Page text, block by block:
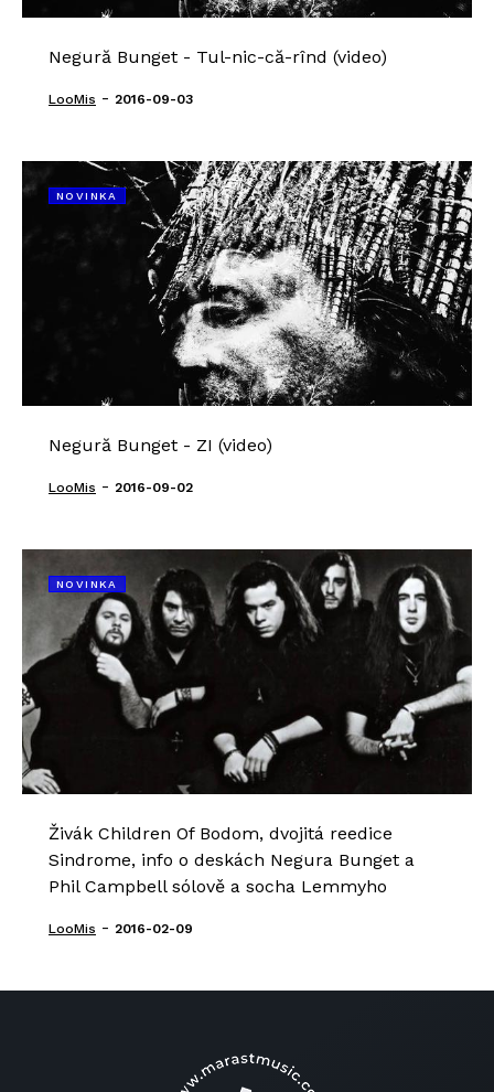
Negură Bunget - Tul-nic-că-rînd (video)
LooMis - 2016-09-03
NOVINKA
Negură Bunget - ZI (video)
LooMis - 2016-09-02
NOVINKA
Živák Children Of Bodom, dvojitá reedice
Sindrome, info o deskách Negura Bunget a
Phil Campbell sólově a socha Lemmyho
LooMis - 2016-02-09